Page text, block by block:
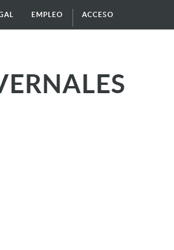
EMPLEO ACCESO